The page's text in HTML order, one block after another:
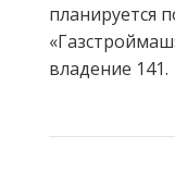
планируется
владение 141.